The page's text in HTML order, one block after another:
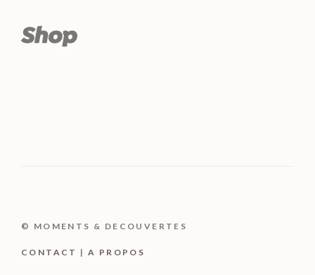
© MOMENTS & DECOUVERTES
CONTACT |A PROPOS